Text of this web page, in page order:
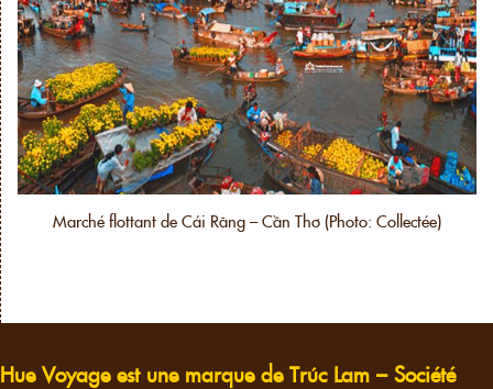
Marché flottant de Cái Răng – Cần Thơ (Photo: Collectée)
Hue Voyage est une marque de Trúc Lam – Société